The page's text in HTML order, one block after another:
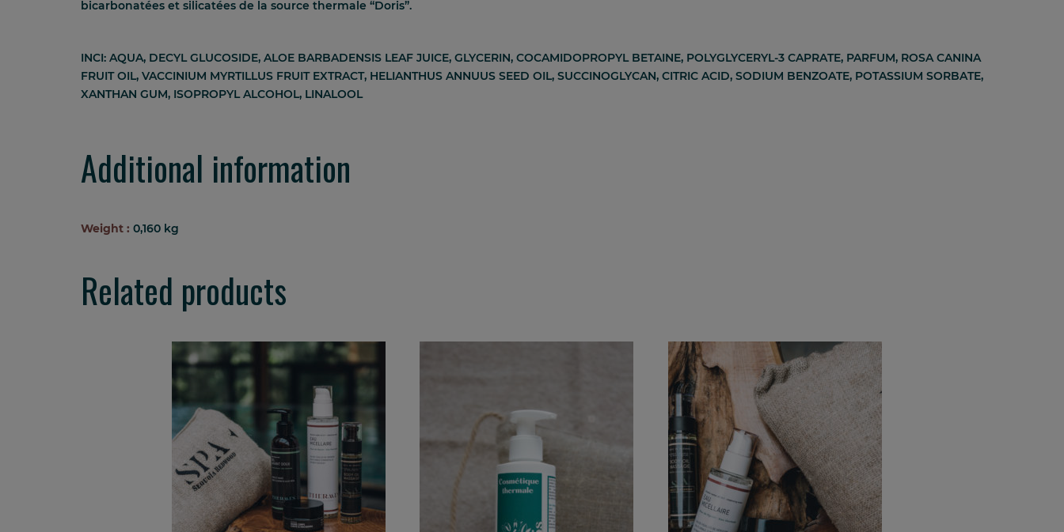
bicarbonatées et silicatées de la source thermale “Doris”.
INCI: AQUA, DECYL GLUCOSIDE, ALOE BARBADENSIS LEAF JUICE, GLYCERIN, COCAMIDOPROPYL BETAINE, POLYGLYCERYL-3 CAPRATE, PARFUM, ROSA CANINA
FRUIT OIL, VACCINIUM MYRTILLUS FRUIT EXTRACT, HELIANTHUS ANNUUS SEED OIL, SUCCINOGLYCAN, CITRIC ACID, SODIUM BENZOATE, POTASSIUM SORBATE,
XANTHAN GUM, ISOPROPYL ALCOHOL, LINALOOL
Additional information
Weight : 0,160 kg
Related products